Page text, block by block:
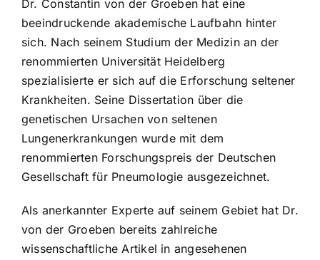
Dr. Constantin von der Groeben hat eine
beeindruckende akademische Laufbahn hinter
sich. Nach seinem Studium der Medizin an der
renommierten Universität Heidelberg
spezialisierte er sich auf die Erforschung seltener
Krankheiten. Seine Dissertation über die
genetischen Ursachen von seltenen
Lungenerkrankungen wurde mit dem
renommierten Forschungspreis der Deutschen
Gesellschaft für Pneumologie ausgezeichnet.
Als anerkannter Experte auf seinem Gebiet hat Dr.
von der Groeben bereits zahlreiche
wissenschaftliche Artikel in angesehenen